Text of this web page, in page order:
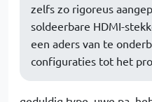
zelfs zo rigoreus
soldeerbare HDMI-
een aders van te
configuraties tot het